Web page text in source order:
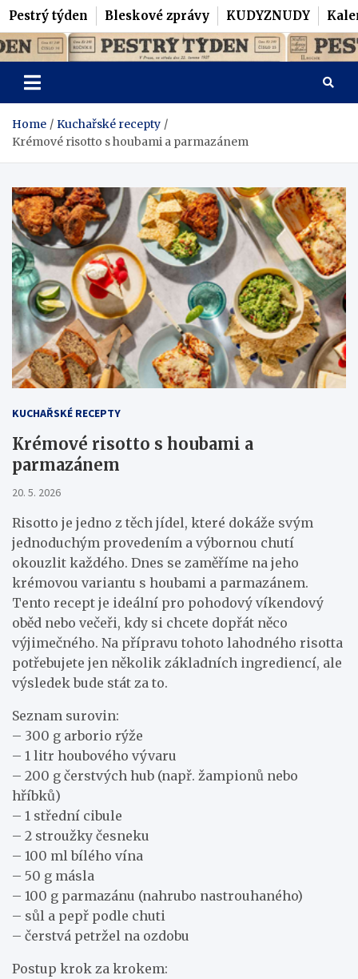
Pestrý týden Bleskové zprávy KUDYZNUDY
Skip
to
content
Pestrý Týden
Home
Kuchařské recepty
Krémové risotto s houbami a parmazánem
KUCHAŘSKÉ RECEPTY
Krémové risotto s houbami a
parmazánem
20. 5. 2026
Risotto je jedno z těch jídel, které dokáže svým
jednoduchým provedením a výbornou chutí
okouzlit každého. Dnes se zaměříme na jeho
krémovou variantu s houbami a parmazánem.
Tento recept je ideální pro pohodový víkendový
oběd nebo večeři, kdy si chcete dopřát něco
výjimečného. Na přípravu tohoto lahodného risotta
potřebujete jen několik základních ingrediencí, ale
výsledek bude stát za to.
Seznam surovin:
– 300 g arborio rýže
– 1 litr houbového vývaru
– 200 g čerstvých hub (např. žampionů nebo
hříbků)
– 1 střední cibule
– 2 stroužky česneku
– 100 ml bílého vína
– 50 g másla
– 100 g parmazánu (nahrubo nastrouhaného)
– sůl a pepř podle chuti
– čerstvá petržel na ozdobu
Postup krok za krokem: